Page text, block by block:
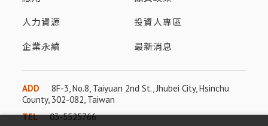
人力資源 投資人專區
企業永續 最新消息
ADD
8F-3, No.8, Taiyuan 2nd St., Jhubei City, Hsinchu
County, 302-082, Taiwan
TEL
03-5525766